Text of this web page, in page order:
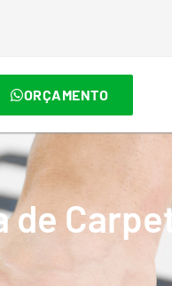
ORÇAMENTO
de